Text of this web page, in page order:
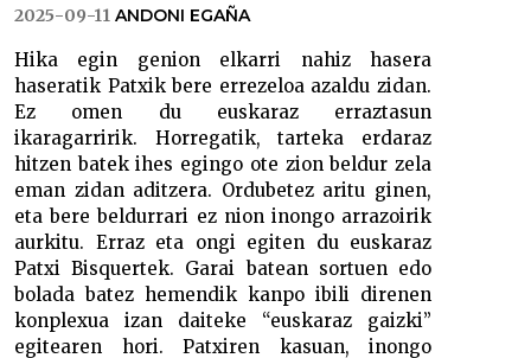
2025-09-11 ANDONI EGAÑA
Hika egin genion elkarri nahiz hasera
haseratik Patxik bere errezeloa azaldu zidan.
Ez omen du euskaraz erraztasun
ikaragarririk. Horregatik, tarteka erdaraz
hitzen batek ihes egingo ote zion beldur zela
eman zidan aditzera. Ordubetez aritu ginen,
eta bere beldurrari ez nion inongo arrazoirik
aurkitu. Erraz eta ongi egiten du euskaraz
Patxi Bisquertek. Garai batean sortuen edo
bolada batez hemendik kanpo ibili direnen
konplexua izan daiteke “euskaraz gaizki”
egitearen hori. Patxiren kasuan, inongo